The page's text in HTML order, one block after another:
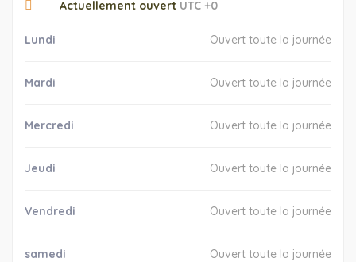
Actuellement ouvert UTC +0
Lundi Ouvert toute la journée
Mardi Ouvert toute la journée
Mercredi Ouvert toute la journée
Jeudi Ouvert toute la journée
Vendredi Ouvert toute la journée
samedi Ouvert toute la journée